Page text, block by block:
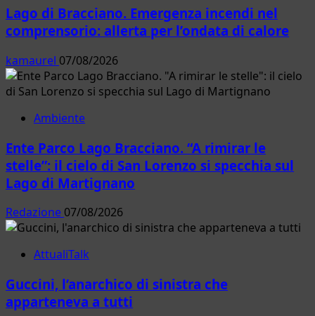
Lago di Bracciano. Emergenza incendi nel
comprensorio: allerta per l’ondata di calore
kamaurel 07/08/2026
Ambiente
Ente Parco Lago Bracciano. “A rimirar le
stelle”: il cielo di San Lorenzo si specchia sul
Lago di Martignano
Redazione 07/08/2026
AttualiTalk
Guccini, l’anarchico di sinistra che
apparteneva a tutti